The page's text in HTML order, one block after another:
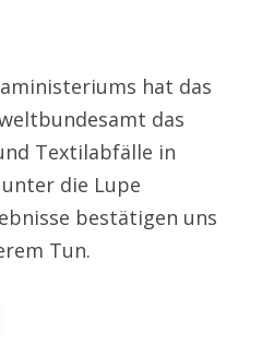
hat das
das
Textilabfälle in
die Lupe
bestätigen uns
Tun.